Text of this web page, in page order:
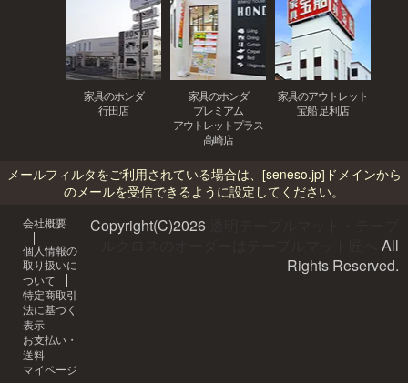
家具のホンダ
行田店
家具のホンダ
プレミアム
アウトレットプラス
高崎店
家具のアウトレット
宝船 足利店
メールフィルタをご利用されている場合は、 [seneso.jp] ドメインから
のメールを受信できるように設定してください。
会社概要
個人情報の
取り扱いに
ついて
特定商取引
法に基づく
表示
お支払い・
送料
マイページ
Copyright(C)2026
All
Rights Reserved.